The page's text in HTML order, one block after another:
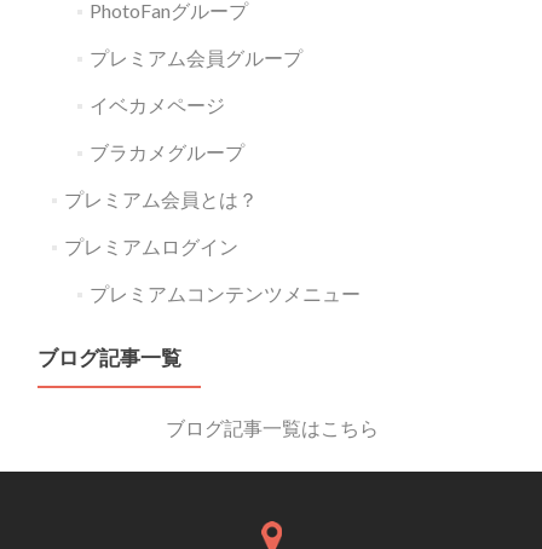
PhotoFanグループ
プレミアム会員グループ
イベカメページ
ブラカメグループ
プレミアム会員とは？
プレミアムログイン
プレミアムコンテンツメニュー
ブログ記事一覧
ブログ記事一覧はこちら